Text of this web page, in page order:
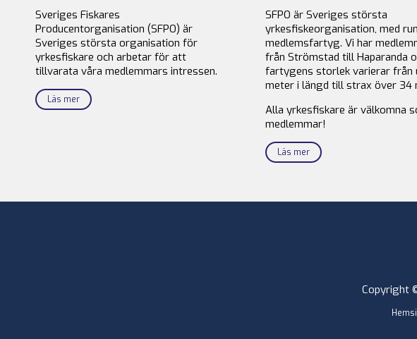
Sveriges Fiskares
Producentorganisation (SFPO) är
Sveriges största organisation för
yrkesfiskare och arbetar för att
tillvarata våra medlemmars intressen.
Läs mer
SFPO är Sveriges största
yrkesfiskeorganisation, med
medlemsfartyg. Vi har
från Strömstad till Haparanda
fartygens storlek varierar från
meter i längd till strax över 34
Alla yrkesfiskare är välkomna
medlemmar!
Läs mer
Copyright